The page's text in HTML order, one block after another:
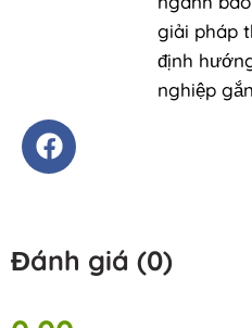
giải pháp
định
nghiệp
Đánh giá (0)